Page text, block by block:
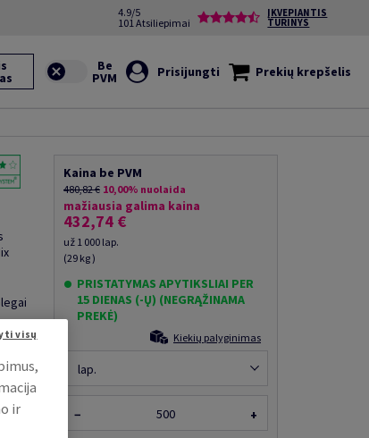
4.9/5
101 Atsiliepimai
ĮKVEPIANTIS
TURINYS
Prisijungti Prekių krepšelis
Kaina be PVM
480,82 € 10,00% nuolaida
mažiausia galima kaina
432,74 €
už 1 000 lap.
(29 kg )
PRISTATYMAS APYTIKSLIAI PER
15 DIENAS (-Ų) (NEGRĄŽINAMA
PREKĖ)
Kiekių palyginimas
lap.
− +
ir
visų